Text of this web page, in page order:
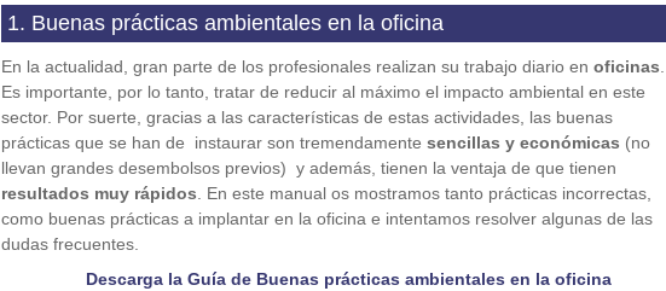
1. Buenas prácticas ambientales en la oficina
En la actualidad, gran parte de los profesionales realizan su trabajo diario en oficinas
Es importante, por lo tanto, tratar de reducir al máximo el impacto ambiental en este
sector. Por suerte, gracias a las características de estas actividades, las buenas
prácticas que se han de instaurar son tremendamente sencillas y económicas (no
llevan grandes desembolsos previos) y además, tienen la ventaja de que tienen
resultados muy rápidos . En este manual os mostramos tanto prácticas incorrectas,
como buenas prácticas a implantar en la oficina e intentamos resolver algunas de las
dudas frecuentes.
Descarga la Guía de Buenas prácticas ambientales en la oficina